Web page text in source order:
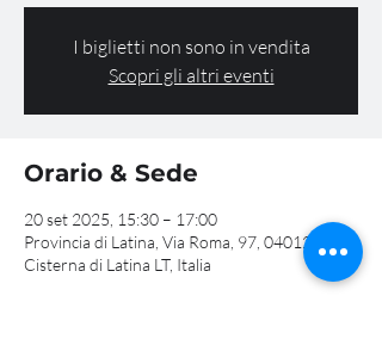
I biglietti non sono in vendita
Scopri gli altri eventi
Orario & Sede
20 set 2025, 15:30 – 17:00
Provincia di Latina, Via Roma, 97, 04012
Cisterna di Latina LT, Italia